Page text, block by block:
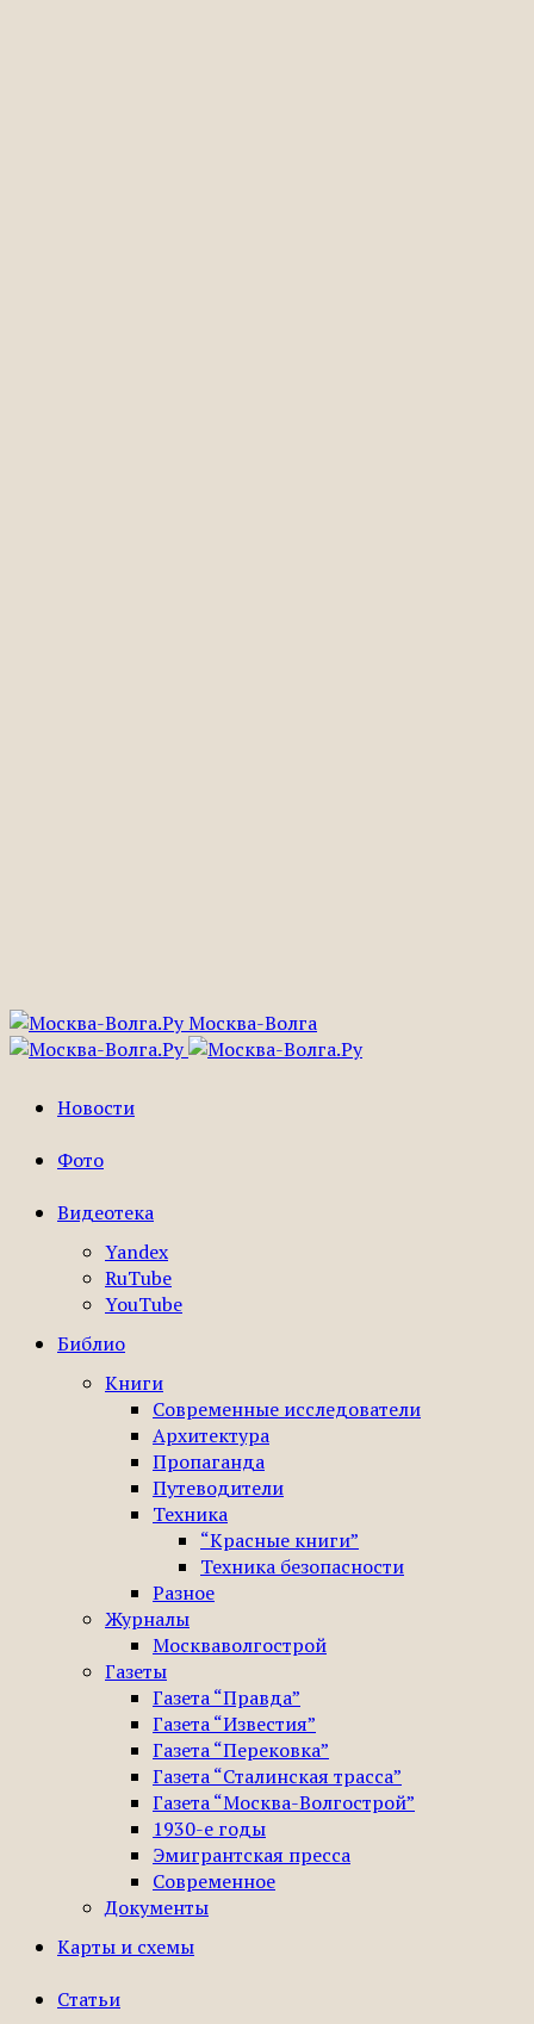
Москва-Волга
Новости
Фото
Видеотека
Yandex
RuTube
YouTube
Библио
Книги
Современные исследователи
Архитектура
Пропаганда
Путеводители
Техника
“Красные книги”
Техника безопасности
Разное
Журналы
Москваволгострой
Газеты
Газета “Правда”
Газета “Известия”
Газета “Перековка”
Газета “Сталинская трасса”
Газета “Москва-Волгострой”
1930-е годы
Эмигрантская пресса
Современное
Документы
Карты и схемы
Статьи